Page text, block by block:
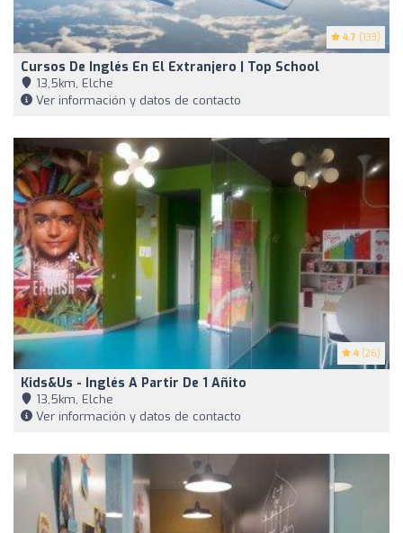
4.7 (133)
Cursos De Inglés En El Extranjero | Top School
13,5km, Elche
Ver información y datos de contacto
4 (26)
Kids&Us - Inglés A Partir De 1 Añito
13,5km, Elche
Ver información y datos de contacto